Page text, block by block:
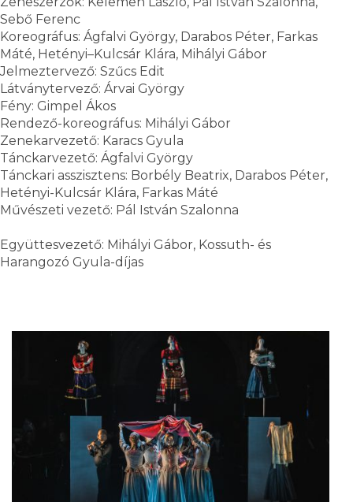
Sebő Ferenc
Koreográfus: Ágfalvi György, Darabos Péter, Farkas
Máté, Hetényi–Kulcsár Klára, Mihályi Gábor
Jelmeztervező: Szűcs Edit
Látványtervező: Árvai György
Fény: Gimpel Ákos
Rendező-koreográfus: Mihályi Gábor
Zenekarvezető: Karacs Gyula
Tánckarvezető: Ágfalvi György
Tánckari asszisztens: Borbély Beatrix, Darabos Péter,
Hetényi-Kulcsár Klára, Farkas Máté
Művészeti vezető: Pál István Szalonna
Együttesvezető: Mihályi Gábor, Kossuth- és
Harangozó Gyula-díjas